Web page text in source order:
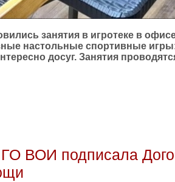
занятия в игротеке в
настольные спортивные
досуг. Занятия
ГО ВОИ подписала